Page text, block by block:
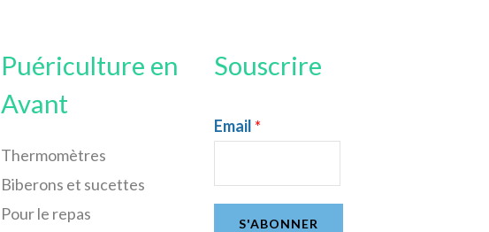
Puériculture en
Avant
Thermomètres
Biberons et sucettes
Pour le repas
Souscrire
Email *
S'ABONNER